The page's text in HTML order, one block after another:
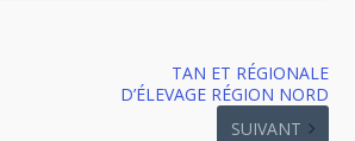
TAN ET RÉGIONALE
D’ÉLEVAGE RÉGION NORD
SUIVANT